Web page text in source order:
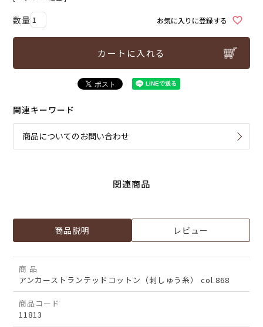
お気に入りに登録する
カートに入れる
関連キーワード
商品についてのお問い合わせ
関連商品
商品説明 レビュー
商 品
アンカーストランテッドコットン（刺しゅう糸） col.868
商品コード
11813